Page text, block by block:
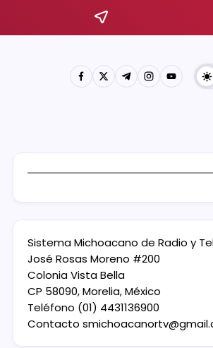
Sistema Michoacano de Radio y
José Rosas Moreno #200
Colonia Vista Bella
CP 58090, Morelia, México
Teléfono (01) 4431136900
Contacto